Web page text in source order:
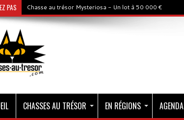
PAS Chasse au trésor Mysteriosa - Un lot à 50 000 €
CHASSES AU TRÉSOR EN RÉGIONS AGENDA